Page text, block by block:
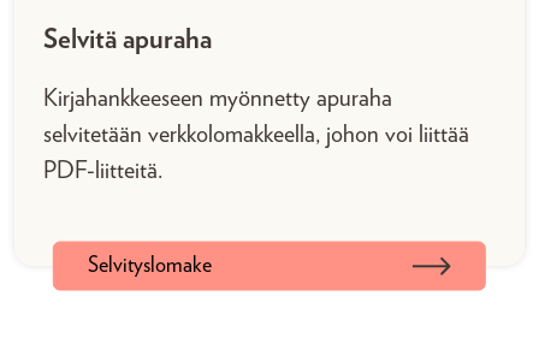
Selvitä apuraha
Kirjahankkeeseen myönnetty apuraha
selvitetään verkkolomakkeella, johon voi liittää
PDF-liitteitä.
Selvityslomake